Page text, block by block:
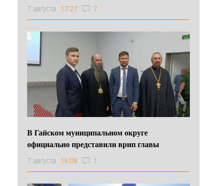
7 августа 17:27 7
В Гайском муниципальном округе
официально представили врип главы
7 августа 16:08 1